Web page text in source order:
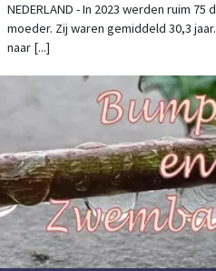
NEDERLAND - In 2023 werden ruim
moeder. Zij waren gemiddeld 30,3
naar [...]